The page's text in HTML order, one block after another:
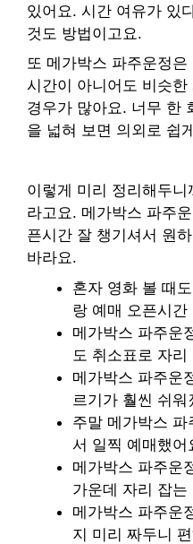
있어요. 시간 여유가 있
것도 방법이고요.
또 메가박스 파주운정
시간이 아니어도 비슷
경우가 많아요. 너무 한
을 넓혀 보면 의외로 쉽
이렇게 미리 정리해두
라고요. 메가박스 파주
픈시간 잘 챙기셔서 원
바라요.
혼자 영화 볼 때
랑 예매 오픈시간
메가박스 파주운
도 취소표로 자리
메가박스 파주운
르기가 훨씬 쉬워
주말 메가박스
서 일찍 예매했어
메가박스 파주운
가운데 자리 잡는
메가박스 파주운
지 미리 짜두니